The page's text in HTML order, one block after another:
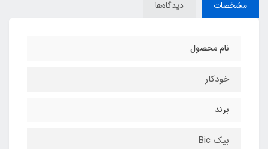
مشخصات دیدگاه‌ها
نام محصول
خودکار
برند
بیک Bic